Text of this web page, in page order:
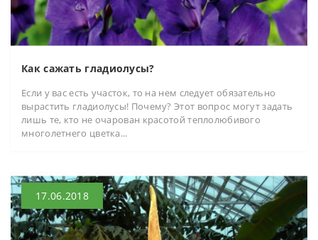
Как сажать гладиолусы?
Если у вас есть участок, то на нем следует обязательно
вырастить гладиолусы! Почему? Этот вопрос могут задать
лишь те, кто не очарован красотой теплолюбивого
многолетнего цветка...
17.06.2018